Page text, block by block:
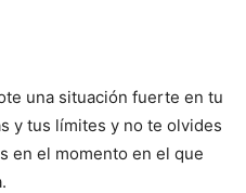
una situación fuerte en tu
y tus límites y no te olvides
en el momento en el que